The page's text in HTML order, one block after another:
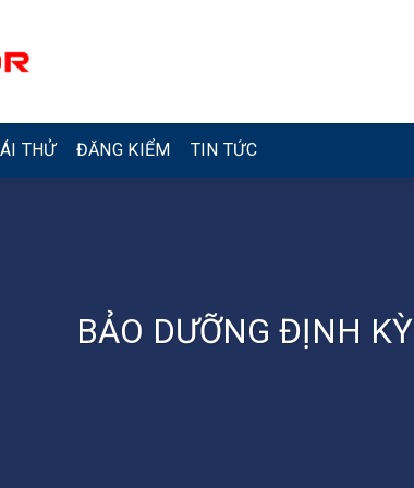
THỬ ĐĂNG KIỂM TIN TỨC
BẢO DƯỠNG ĐỊNH KỲ